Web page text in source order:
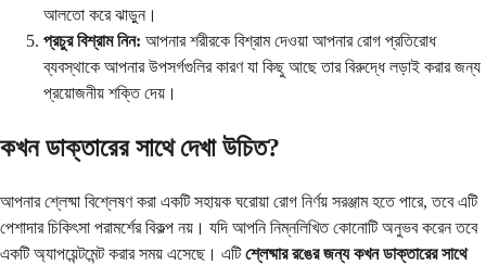
আলতো করে ঝাড়ুন।
প্রচুর বিশ্রাম নিন: আপনার শরীরকে বিশ্রাম দেওয়া আপনার রোগ প্রতিরোধ
ব্যবস্থাকে আপনার উপসর্গগুলির কারণ যা কিছু আছে তার বিরুদ্ধে লড়াই করার জন্য
প্রয়োজনীয় শক্তি দেয়।
কখন ডাক্তারের সাথে দেখা উচিত?
আপনার শ্লেষ্মা বিশ্লেষণ করা একটি সহায়ক ঘরোয়া রোগ নির্ণয় সরঞ্জাম হতে পারে, তবে এটি
পেশাদার চিকিৎসা পরামর্শের বিকল্প নয়। যদি আপনি নিম্নলিখিত কোনোটি অনুভব করেন তবে
একটি অ্যাপয়েন্টমেন্ট করার সময় এসেছে। এটিশ্লেষ্মার রঙের জন্য কখন ডাক্তারের সাথে